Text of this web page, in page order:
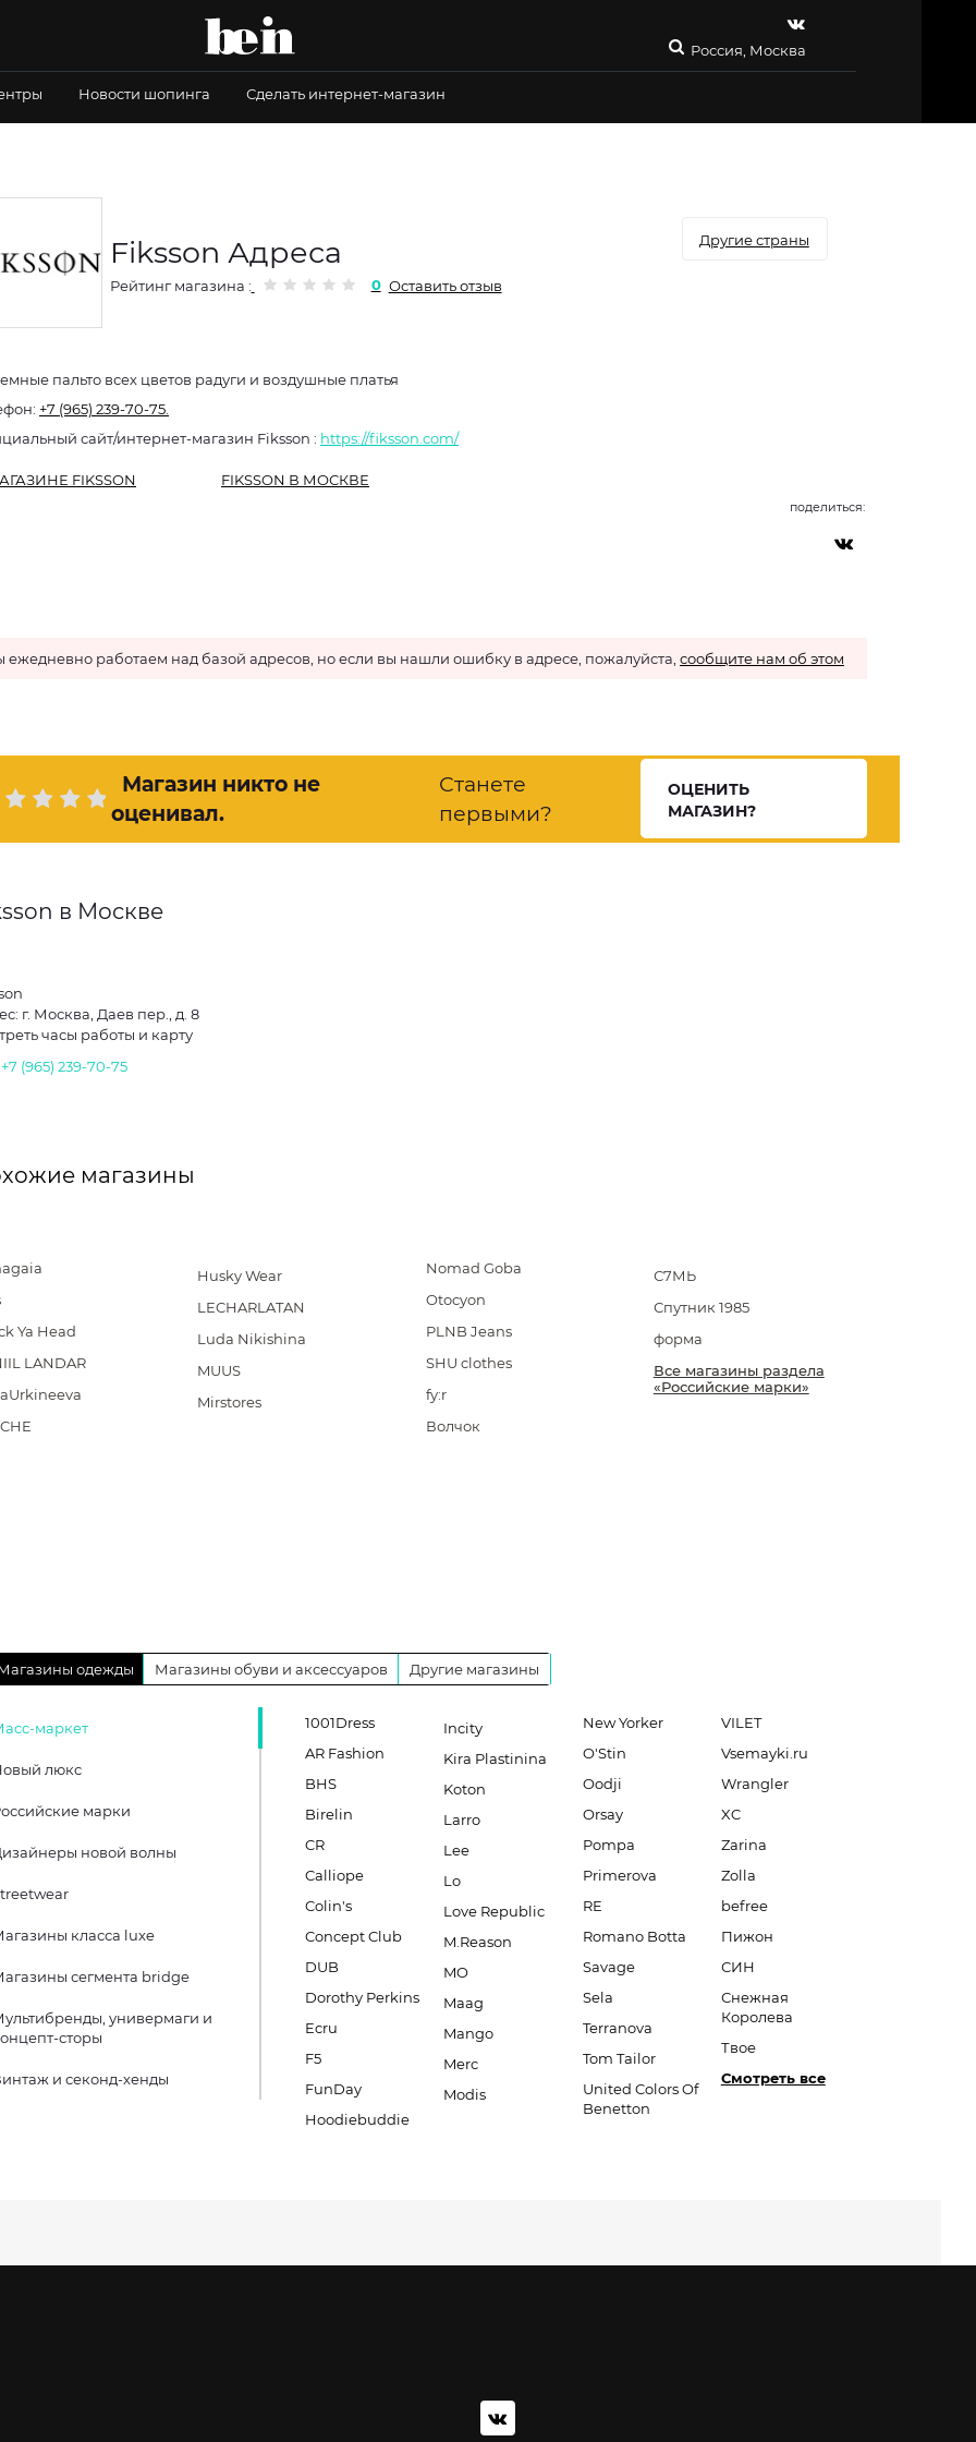
Россия, Москва
Новости шопинга Сделать интернет-магазин
Fiksson Адреса Другие страны
Рейтинг магазина : 0 Оставить отзыв
пальто всех цветов радуги и воздушные платья
+7 (965) 239-70-75.
Официальный сайт/интернет-магазин Fiksson : https://fiksson.com/
FIKSSON FIKSSON В МОСКВЕ
поделиться:
ежедневно работаем над базой адресов, но если вы нашли ошибку в адресе, пожалуйста, сообщите нам об этом
Магазин никто не
оценивал.
Станете
первыми?
ОЦЕНИТЬ
МАГАЗИН?
в Москве
г. Москва, Даев пер., д. 8
часы работы и карту
+7 (965) 239-70-75
магазины
Ya Head
LANDAR
Husky Wear
LECHARLATAN
Luda Nikishina
MUUS
Mirstores
Nomad Goba
Otocyon
PLNB Jeans
SHU clothes
fy:r
Волчок
С7МЬ
Спутник 1985
форма
Все магазины раздела
«Российские марки»
одежды Магазины обуви и аксессуаров Другие магазины
маркет
люкс
марки
новой волны
класса luxe
сегмента bridge
универмаги и
сторы
и секонд-хенды
1001Dress
AR Fashion
BHS
Birelin
CR
Calliope
Colin's
Concept Club
DUB
Dorothy Perkins
Ecru
F5
FunDay
Hoodiebuddie
Incity
Kira Plastinina
Koton
Larro
Lee
Lo
Love Republic
M.Reason
MO
Maag
Mango
Merc
Modis
New Yorker
O'Stin
Oodji
Orsay
Pompa
Primerova
RE
Romano Botta
Savage
Sela
Terranova
Tom Tailor
United Colors Of
Benetton
VILET
Vsemayki.ru
Wrangler
XC
Zarina
Zolla
befree
Пижон
СИН
Снежная
Королева
Твое
Смотреть все